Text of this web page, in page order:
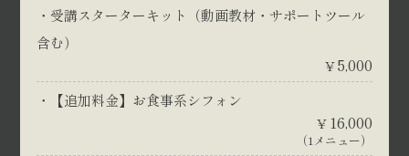
受講スターターキット（動画教材・サポートツール
含む）
¥5,000
【追加料金】お食事系シフォン
¥ 16,000
（1メニュー）